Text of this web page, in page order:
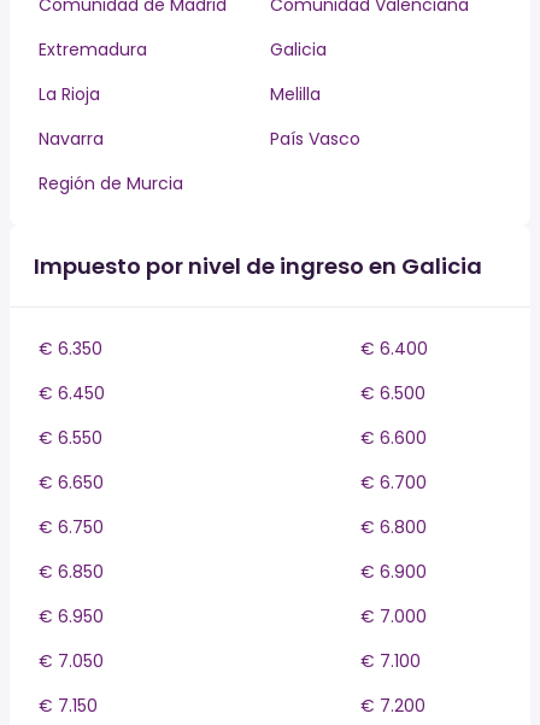
Comunidad de Madrid
Comunidad Valenciana
Extremadura
Galicia
La Rioja
Melilla
Navarra
País Vasco
Región de Murcia
Impuesto por nivel de ingreso en Galicia
€ 6.350
€ 6.400
€ 6.450
€ 6.500
€ 6.550
€ 6.600
€ 6.650
€ 6.700
€ 6.750
€ 6.800
€ 6.850
€ 6.900
€ 6.950
€ 7.000
€ 7.050
€ 7.100
€ 7.150
€ 7.200